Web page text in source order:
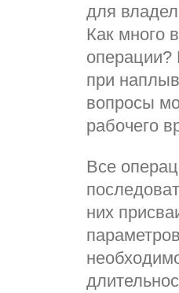
для
Как много
операции?
при
вопросы
рабочего
Все
них